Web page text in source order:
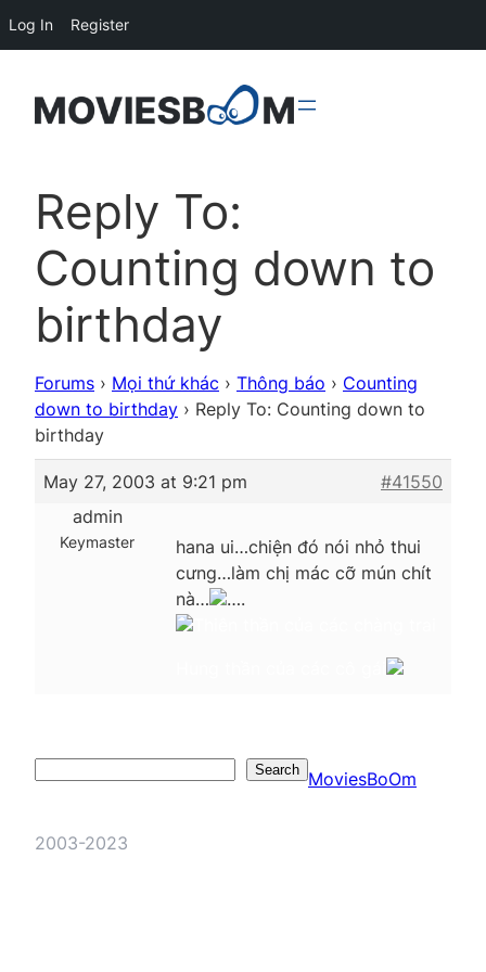
Reply To:
Counting down to
birthday
Forums › Mọi thứ khác › Thông báo › Counting
down to birthday › Reply To: Counting down to
birthday
May 27, 2003 at 9:21 pm
#41550
admin
Keymaster
hana ui…chiện đó nói nhỏ thui
cưng…làm chị mác cỡ mún chít
nà…
….
Search MoviesBoOm
2003-2023
Log In Register